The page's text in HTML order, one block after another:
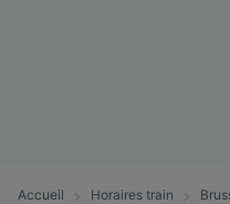
Accueil Horaires train